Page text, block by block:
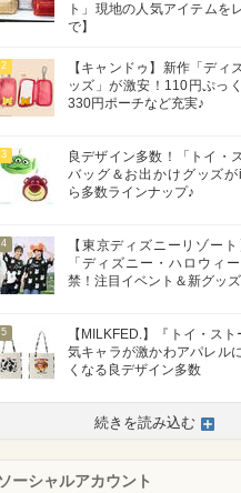
ト」現地の人気アイテムを
で】
2
【キャンドゥ】新作「ディ
ッズ」が激安！110円ぷっ
330円ポーチなど充実♪
3
良デザイン多数！「トイ・
バッグ＆お出かけグッズ
ら多数ラインナップ♪
4
【東京ディズニーリゾー
「ディズニー・ハロウィ
禁！注目イベント＆新グッ
5
【MILKFED.】『トイ・ス
気キャラが激かわアパレル
くなる良デザイン多数
続きを読み込む
ソーシャルアカウント